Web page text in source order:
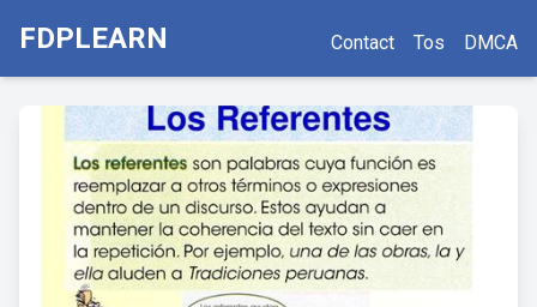
FDPLEARN Contact Tos DMCA